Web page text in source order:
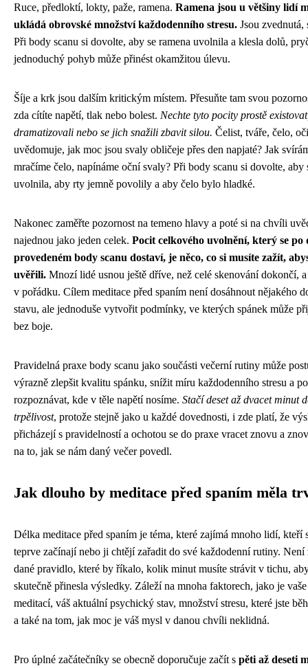
Ruce, předloktí, lokty, paže, ramena. Ramena jsou u většiny lidí
ukládá obrovské množství každodenního stresu. Jsou zvednutá,
Při body scanu si dovolte, aby se ramena uvolnila a klesla dolů,
jednoduchý pohyb může přinést okamžitou úlevu.
Šíje a krk jsou dalším kritickým místem. Přesuňte tam svou
zda cítíte napětí, tlak nebo bolest. Nechte tyto pocity prostě
dramatizovali nebo se jich snažili zbavit silou. Čelist, tváře, čelo,
uvědomuje, jak moc jsou svaly obličeje přes den napjaté? Jak
mračíme čelo, napínáme oční svaly? Při body scanu si dovolte, aby
uvolnila, aby rty jemně povolily a aby čelo bylo hladké.
Nakonec zaměřte pozornost na temeno hlavy a poté si na chvíli
najednou jako jeden celek. Pocit celkového uvolnění, který se po
provedeném body scanu dostaví, je něco, co si musíte zažít,
uvěřili. Mnozí lidé usnou ještě dříve, než celé skenování dokončí,
v pořádku. Cílem meditace před spaním není dosáhnout nějakého
stavu, ale jednoduše vytvořit podmínky, ve kterých spánek může
bez boje.
Pravidelná praxe body scanu jako součásti večerní rutiny může
výrazně zlepšit kvalitu spánku, snížit míru každodenního stresu a
rozpoznávat, kde v těle napětí nosíme. Stačí deset až dvacet minut
trpělivost, protože stejně jako u každé dovednosti, i zde platí, že
přicházejí s pravidelností a ochotou se do praxe vracet znovu a
na to, jak se nám daný večer povedl.
Jak dlouho by meditace před spaním měla
Délka meditace před spaním je téma, které zajímá mnoho lidí, kteří
teprve začínají nebo ji chtějí zařadit do své každodenní rutiny. Není
dané pravidlo, které by říkalo, kolik minut musíte strávit v tichu,
skutečně přinesla výsledky. Záleží na mnoha faktorech, jako je
meditací, váš aktuální psychický stav, množství stresu, které jste
a také na tom, jak moc je váš mysl v danou chvíli neklidná.
Pro úplné začátečníky se obecně doporučuje začít s pěti až deseti